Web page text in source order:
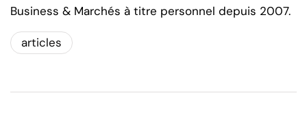
Business & Marchés à titre personnel depuis 2007.
articles